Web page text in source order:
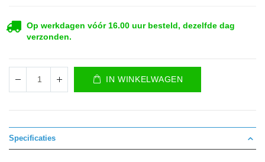
Op werkdagen vóór 16.00 uur besteld, dezelfde dag
verzonden.
IN WINKELWAGEN
Specificaties